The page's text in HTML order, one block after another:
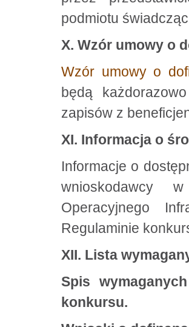
podmiotu
X. Wzór umowy o
Wzór umowy o
będą
zapisów z
XI. Informacja o
Informacje o
wnioskodawcy
Operacyjnego
Regulaminie
XII. Lista
Spis
konkursu.